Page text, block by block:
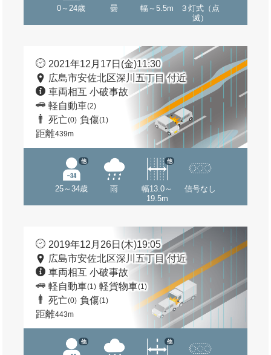
0～24歳 曇 幅～5.5m
３灯式（点
滅）
2021年12月17日(金)11:30
広島市安佐北区深川五丁目 付近
車両相互 小破事故
軽自動車(2)
死亡(0) 負傷(1)
距離439m
25～34歳
他
雨
幅13.0～
19.5m
他
信号なし
2019年12月26日(木)19:05
広島市安佐北区深川五丁目 付近
車両相互 小破事故
軽自動車(1) 軽貨物車(1)
死亡(0) 負傷(1)
距離443m
他 他